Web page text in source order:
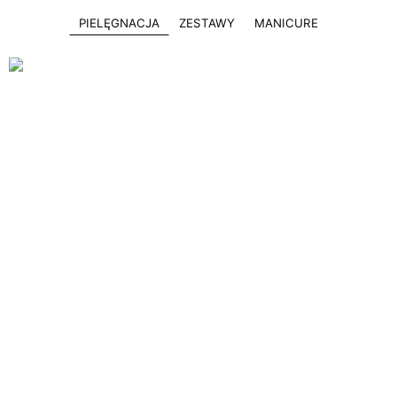
PIELĘGNACJA ZESTAWY MANICURE